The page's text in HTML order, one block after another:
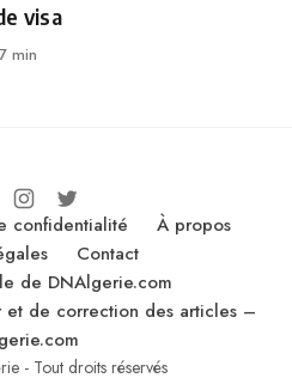
visa
min
confidentialité
À propos
Contact
de DNAlgerie.com
de correction des articles –
- Tout droits réservés